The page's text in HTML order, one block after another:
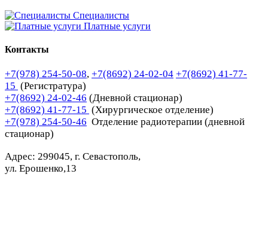
Специалисты
Платные услуги
Контакты
+7(978) 254-50-08, +7(8692) 24-02-04 +7(8692) 41-77-
15 (Регистратура)
+7(8692) 24-02-46 (Дневной стационар)
+7(8692) 41-77-15 (Хирургическое отделение)
+7(978) 254-50-46 Отделение радиотерапии (дневной
стационар)
Адрес: 299045, г. Севастополь,
ул. Ерошенко,13